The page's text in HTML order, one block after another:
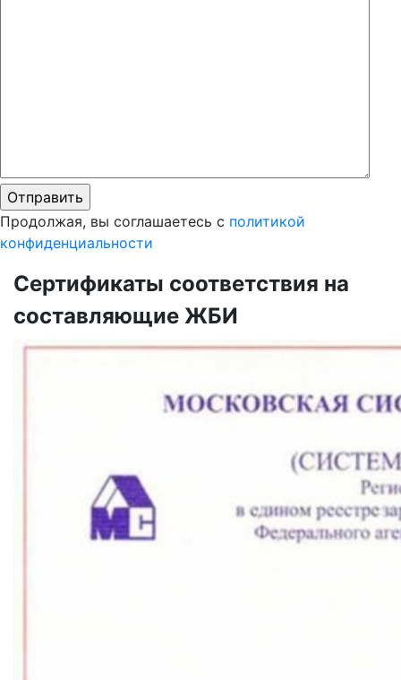
Продолжая, вы соглашаетесь с политикой
конфиденциальности
Сертификаты соответствия на
составляющие ЖБИ